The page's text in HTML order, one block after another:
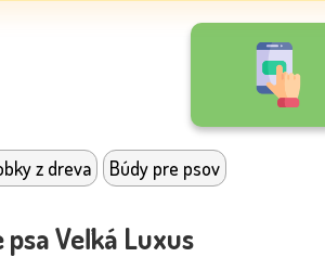
z dreva Búdy pre psov
psa Veľká Luxus